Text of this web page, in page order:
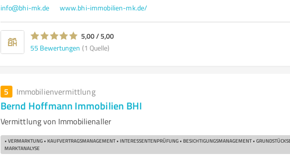
info@bhi-mk.de www.bhi-immobilien-mk.de/
5,00 / 5,00
55 Bewertungen (1 Quelle)
5 Immobilienvermittlung
Bernd Hoffmann Immobilien BHI
Vermittlung von Immobilienaller
• VERMARKTUNG • KAUFVERTRAGSMANAGEMENT • INTERESSENTENPRÜFUNG • BESICHTIGUNGSMANAGEMENT •
MARKTANALYSE